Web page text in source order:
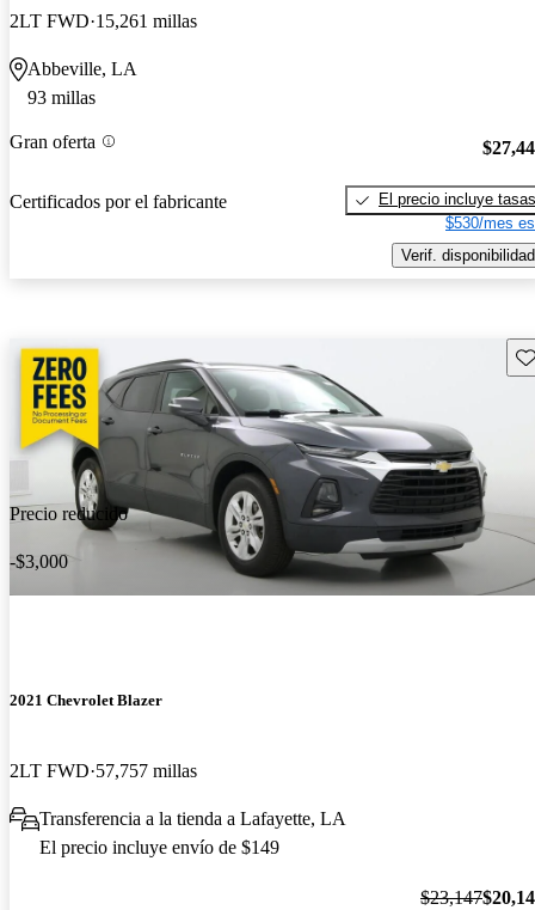
2LT FWD 15,261 millas
Abbeville, LA
93 millas
Gran oferta
Certificados por el fabricante
El precio incluye tasas
$530/mes
Verif. disponibilidad
Precio reducido
-$3,000
2021 Chevrolet Blazer
2LT FWD 57,757 millas
Transferencia a la tienda a Lafayette, LA
El precio incluye envío de $149
$23,147